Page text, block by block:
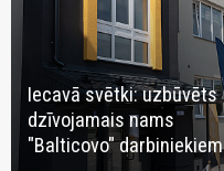
Iecavā svētki: uzbūvēts
dzīvojamais nams
"Balticovo" darbiniekiem